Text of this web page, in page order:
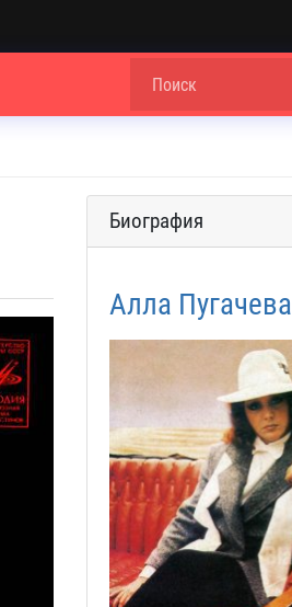
Биография
Алла Пугачева